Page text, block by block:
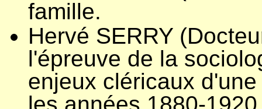
famille.
Hervé SERRY
l'épreuve de la
enjeux cléricaux